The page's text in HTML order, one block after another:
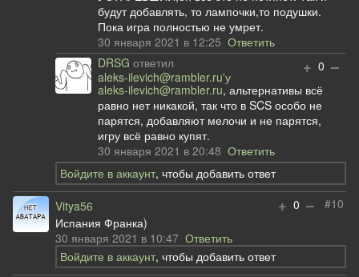
будут добавлять, то лампочки,то подушки.
Пока игра полностью не умрет.
30 января 2021 в 12:25 Ответить
+ 0 –
DRSG ответил
aleks-ilevich@rambler.ru'у
aleks-ilevich@rambler.ru, альтернативы всё
равно нет никакой, так что в SCS особо не
парятся, добавляют мелочи и не парятся,
игру всё равно купят.
30 января 2021 в 20:48 Ответить
Войдите в аккаунт, чтобы добавить ответ
#10
+ 0 –
Vitya56
Испания Франка)
30 января 2021 в 10:47 Ответить
Войдите в аккаунт, чтобы добавить ответ